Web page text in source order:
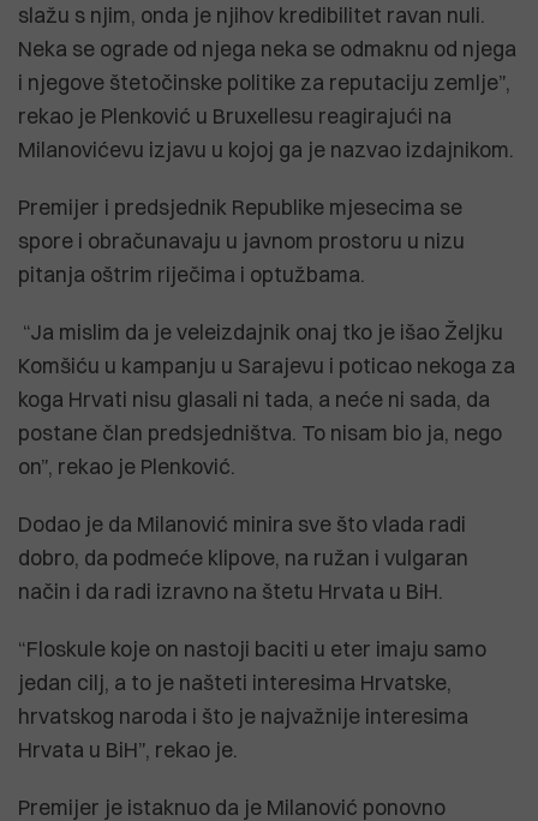
slažu s njim, onda je njihov kredibilitet ravan nuli.
Neka se ograde od njega neka se odmaknu od njega
i njegove štetočinske politike za reputaciju zemlje”,
rekao je Plenković u Bruxellesu reagirajući na
Milanovićevu izjavu u kojoj ga je nazvao izdajnikom.
Premijer i predsjednik Republike mjesecima se
spore i obračunavaju u javnom prostoru u nizu
pitanja oštrim riječima i optužbama.
“Ja mislim da je veleizdajnik onaj tko je išao Željku
Komšiću u kampanju u Sarajevu i poticao nekoga za
koga Hrvati nisu glasali ni tada, a neće ni sada, da
postane član predsjedništva. To nisam bio ja, nego
on”, rekao je Plenković.
Dodao je da Milanović minira sve što vlada radi
dobro, da podmeće klipove, na ružan i vulgaran
način i da radi izravno na štetu Hrvata u BiH.
“Floskule koje on nastoji baciti u eter imaju samo
jedan cilj, a to je našteti interesima Hrvatske,
hrvatskog naroda i što je najvažnije interesima
Hrvata u BiH”, rekao je.
Premijer je istaknuo da je Milanović ponovno